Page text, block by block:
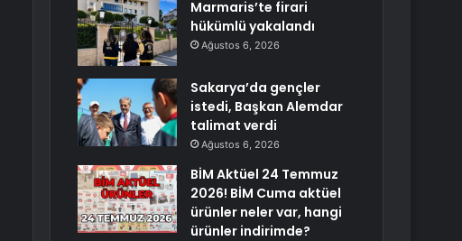
Marmaris’te firari
hükümlü yakalandı
Ağustos 6, 2026
Sakarya’da gençler
istedi, Başkan Alemdar
talimat verdi
Ağustos 6, 2026
BİM Aktüel 24 Temmuz
2026! BİM Cuma aktüel
ürünler neler var, hangi
ürünler indirimde?